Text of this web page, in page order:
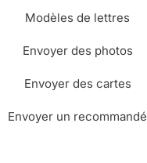
Modèles de lettres
Envoyer des photos
Envoyer des cartes
Envoyer un recommandé